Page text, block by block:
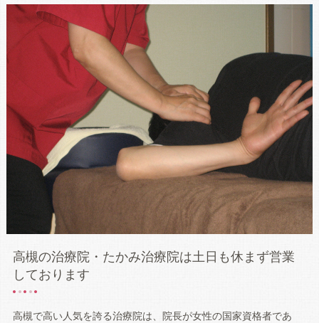
高槻の治療院・たかみ治療院は土日も休まず営業
しております
高槻で高い人気を誇る治療院は、院長が女性の国家資格者であ